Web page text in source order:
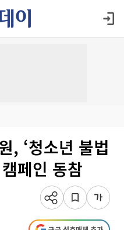
, ‘청소년 불법
페인 동참